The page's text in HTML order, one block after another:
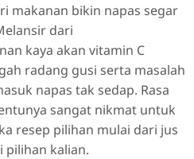
makanan bikin napas segar
dari
kaya akan vitamin C
radang gusi serta masalah
napas tak sedap. Rasa
sangat nikmat untuk
resep pilihan mulai dari jus
pilihan kalian.